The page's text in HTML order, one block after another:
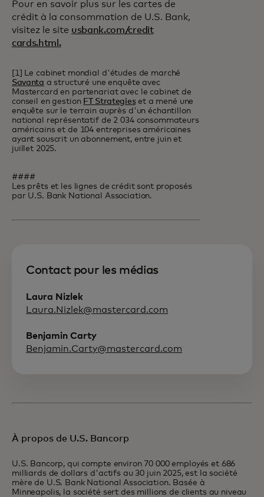
Pour en savoir plus sur les cartes de
crédit à la consommation de U.S. Bank,
visitez le site usbank.com/credit
cards.html.
[1] Le cabinet mondial d'études de marché
Savanta a structuré une enquête avec
Mastercard en partenariat avec le cabinet de
conseil en gestion FT Strategieset a mené une
enquête sur le terrain auprès d'un échantillon
national représentatif de 2 034 consommateurs
américains et de 104 entreprises américaines
ayant souscrit un abonnement, entre juin et
juillet 2025.
####
Les prêts et les lignes de crédit sont proposés
par U.S. Bank National Association.
Contact pour les médias
Laura Nizlek
Laura.Nizlek@mastercard.com
Benjamin Carty
Benjamin.Carty@mastercard.com
À propos de U.S. Bancorp
U.S. Bancorp, qui compte environ 70 000 employés et 686
milliards de dollars d'actifs au 30 juin 2025, est la société
mère de U.S. Bank National Association. Basée à
Minneapolis, la société sert des millions de clients au niveau